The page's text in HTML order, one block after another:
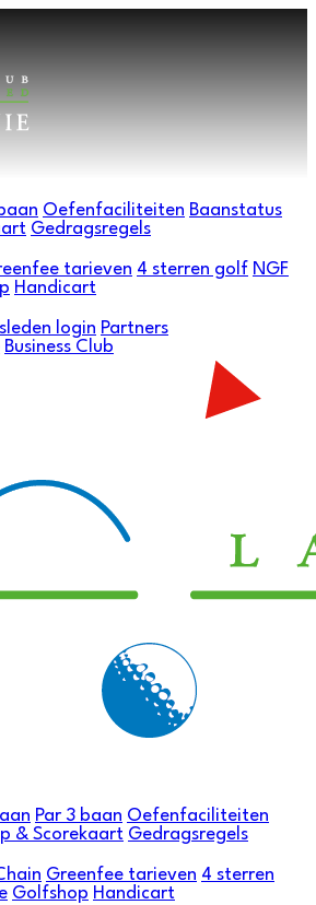
Oefenfaciliteiten Baanstatus
Gedragsregels
tarieven 4 sterren golf NGF
Handicart
login Partners
Business Club
Par 3 baan Oefenfaciliteiten
& Scorekaart Gedragsregels
Greenfee tarieven 4 sterren
Golfshop Handicart